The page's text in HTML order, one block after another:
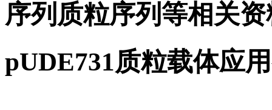
序列质粒序列等相关
pUDE731质粒载体应